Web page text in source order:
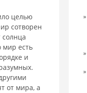
целью
сотворен
солнца
мир есть
и
от мира, а